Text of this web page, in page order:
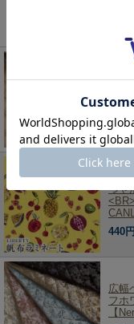
この商品を見た人は、こ
ナイ
グ生
つや
440円
広幅
フホ
【